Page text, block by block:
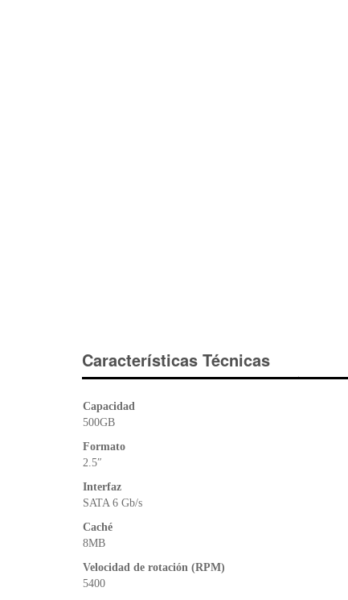
Características Técnicas
Capacidad
500GB
Formato
2.5″
Interfaz
SATA 6 Gb/s
Caché
8MB
Velocidad de rotación (RPM)
5400